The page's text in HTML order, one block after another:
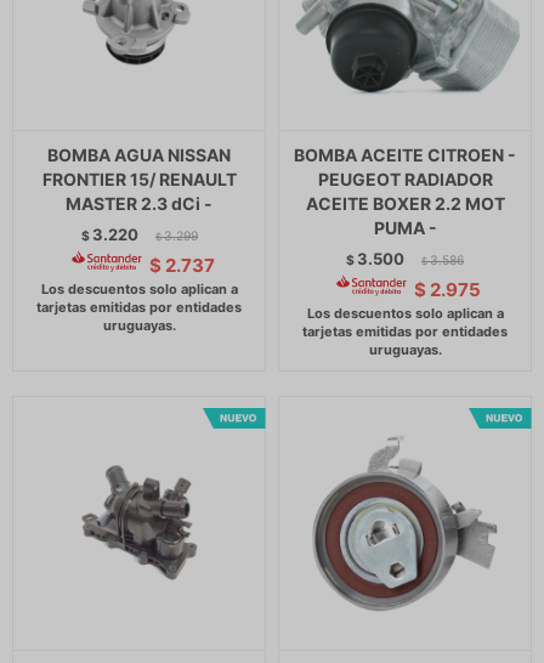
BOMBA AGUA NISSAN
FRONTIER 15/ RENAULT
MASTER 2.3 dCi -
$ 3.220 $ 3.299
$ 2.737
BOMBA ACEITE CITROEN -
PEUGEOT RADIADOR
ACEITE BOXER 2.2 MOT
PUMA -
$ 3.500 $ 3.586
$ 2.975